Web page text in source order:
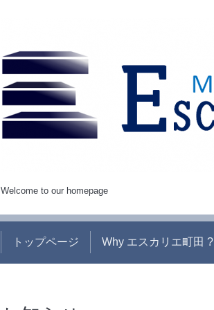
Welcome to our homepage
トップページ Why エスカリエ町田 ?